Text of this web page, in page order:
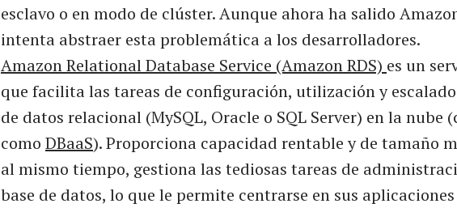
esclavo o en modo de clúster. Aunque ahora ha salido
intenta abstraer esta problemática a los desarrolladores.
Amazon Relational Database Service (Amazon RDS) es un
que facilita las tareas de configuración, utilización y
de datos relacional (MySQL, Oracle o SQL Server) en la nube
como DBaaS). Proporciona capacidad rentable y de tamaño
al mismo tiempo, gestiona las tediosas tareas de
base de datos, lo que le permite centrarse en sus